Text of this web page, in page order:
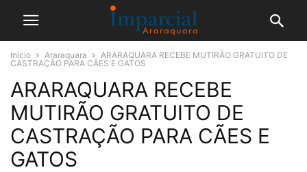
Início Araraquara
ARARAQUARA RECEBE MUTIRÃO GRATUITO DE
CASTRAÇÃO PARA CÃES E GATOS
ARARAQUARA RECEBE
MUTIRÃO GRATUITO DE
CASTRAÇÃO PARA CÃES E
GATOS